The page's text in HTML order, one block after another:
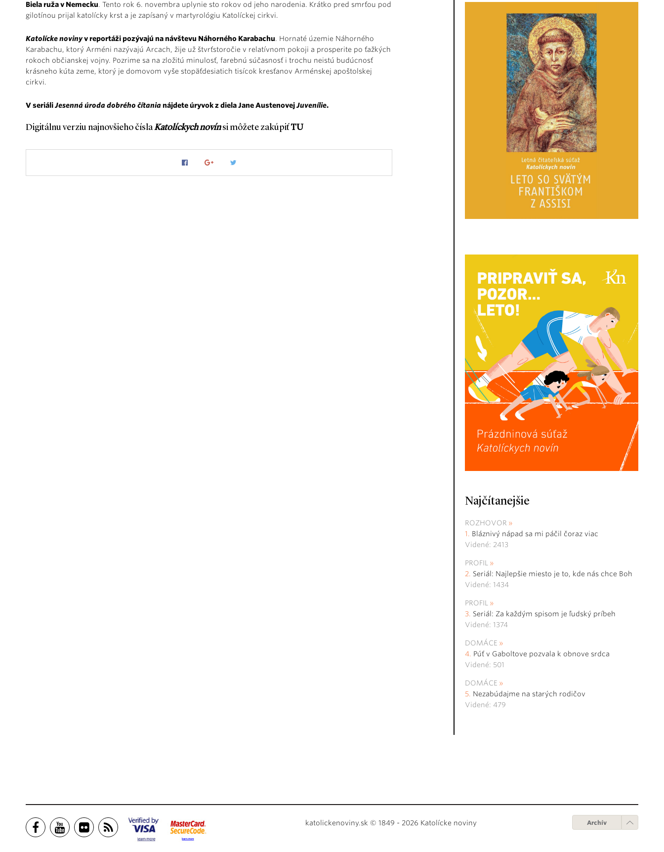
Biela ruža v Nemecku. Tento rok 6. novembra uplynie sto rokov od jeho narodenia. Krátko pred smrťou pod
gilotínou prijal katolícky krst a je zapísaný v martyrológiu Katolíckej cirkvi.
Katolícke novinyv reportáži pozývajú na návštevu Náhorného Karabachu. Hornaté územie Náhorného
Karabachu, ktorý Arméni nazývajú Arcach, žije už štvrťstoročie v relatívnom pokoji a prosperite po ťažkých
rokoch občianskej vojny. Pozrime sa na zložitú minulosť, farebnú súčasnosť i trochu neistú budúcnosť
krásneho kúta zeme, ktorý je domovom vyše stopäťdesiatich tisícok kresťanov Arménskej apoštolskej
cirkvi.
V seriáliJesenná úroda dobrého čítania nájdete úryvok z diela Jane AustenovejJuvenílie.
Digitálnu verziu najnovšieho číslaKatolíckych novínsi môžete zakúpiť TU
Najčítanejšie
ROZHOVOR
Bláznivý nápad sa mi páčil čoraz viac
Videné: 2413
PROFIL
Seriál: Najlepšie miesto je to, kde nás chce Boh
Videné: 1434
PROFIL
Seriál: Za každým spisom je ľudský príbeh
Videné: 1374
DOMÁCE
Púť v Gaboltove pozvala k obnove srdca
Videné: 501
DOMÁCE
Nezabúdajme na starých rodičov
Videné: 479
katolickenoviny.sk © 1849 - 2026 Katolícke noviny Archív